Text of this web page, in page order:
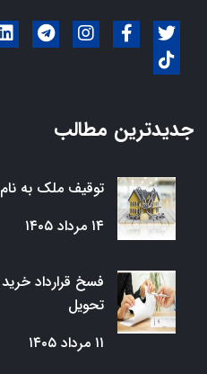
جدیدترین مطالب
توقیف ملک به
۱۴ مرداد ۱۴۰۵
فسخ قرارداد خرید
تحویل
۱۱ مرداد ۱۴۰۵